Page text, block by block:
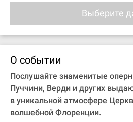
Выберите
О событии
Послушайте знаменитые
Пуччини, Верди и других
в уникальной атмосфере
волшебной Флоренции.